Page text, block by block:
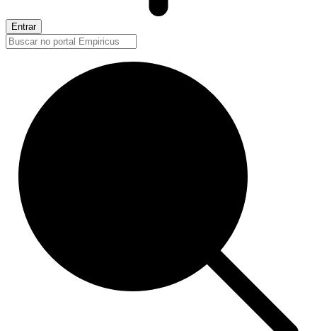
Entrar